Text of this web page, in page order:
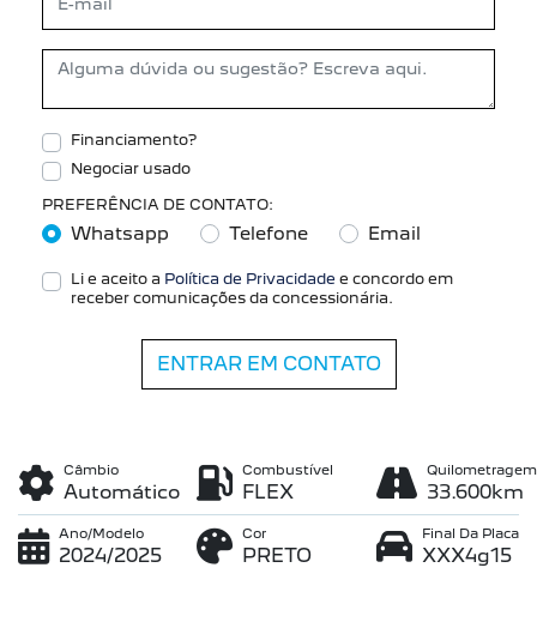
Financiamento?
Negociar usado
PREFERÊNCIA DE CONTATO:
Whatsapp Telefone Email
Li e aceito a Política de Privacidade e concordo em
receber comunicações da concessionária.
ENTRAR EM CONTATO
Câmbio
Automático
Combustível
FLEX
Quilometragem
33.600km
Ano/Modelo
2024/2025
Cor
PRETO
Final Da Placa
XXX4g15